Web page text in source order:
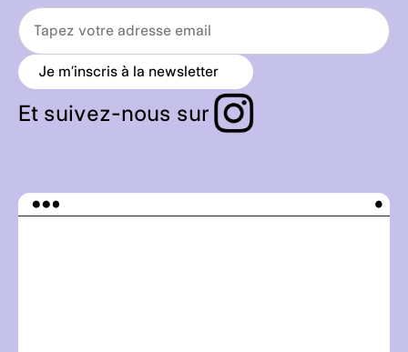
Je m’inscris à la newsletter
r
r
o
w
h
Et suivez-nous sur